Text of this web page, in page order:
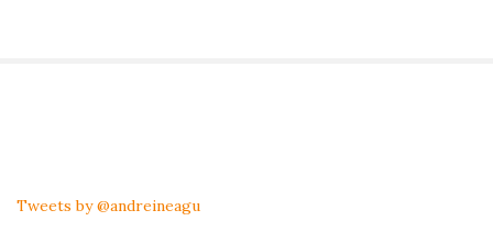
Tweets by @andreineagu